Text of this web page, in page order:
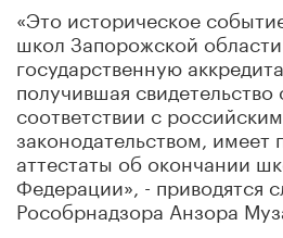
«Это историческое
школ Запорожской
государственную
получившая
соответствии с российским
законодательством, имеет
аттестаты об окончании
Федерации», - приводятся
Рособрнадзора Анзора